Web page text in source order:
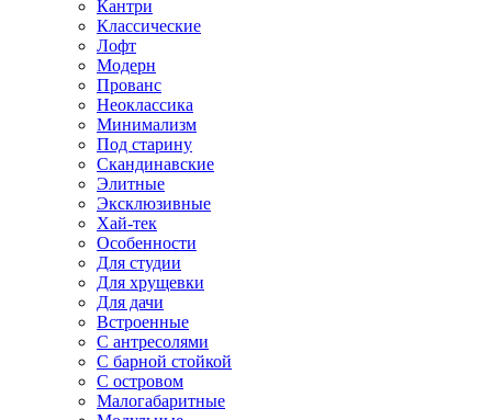
Кантри
Классические
Лофт
Модерн
Прованс
Неоклассика
Минимализм
Под старину
Скандинавские
Элитные
Эксклюзивные
Хай-тек
Особенности
Для студии
Для хрущевки
Для дачи
Встроенные
С антресолями
С барной стойкой
С островом
Малогабаритные